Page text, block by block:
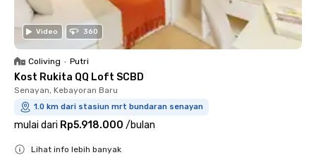
Video 360
Coliving • Putri
Kost Rukita QQ Loft SCBD
Senayan, Kebayoran Baru
1.0 km dari stasiun mrt bundaran senayan
mulai dari Rp5.918.000 /bulan
Lihat info lebih banyak